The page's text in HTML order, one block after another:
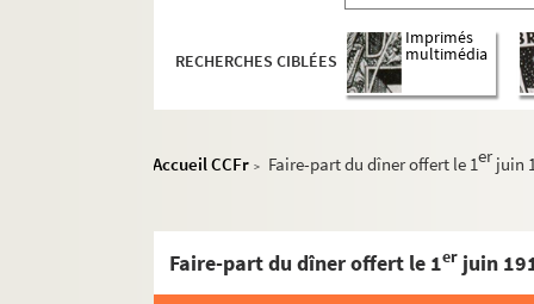
RECHERCHES CIBLÉES
Imprimés
multimédia
Accueil CCFr > Faire-part du dîner offert le 1erjuin
Faire-part du dîner offert le 1er juin